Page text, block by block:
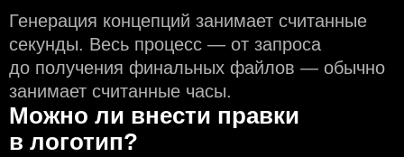
Генерация концепций занимает считанные
секунды. Весь процесс — от запроса
до получения финальных файлов — обычно
занимает считанные часы.
Можно ли внести правки
в логотип?